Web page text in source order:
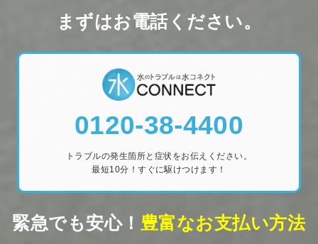
まずはお電話ください。
0120-38-4400
トラブルの発生箇所と症状をお伝えください。
最短10分！すぐに駆けつけます！
緊急でも安心！ 豊富なお支払い方法